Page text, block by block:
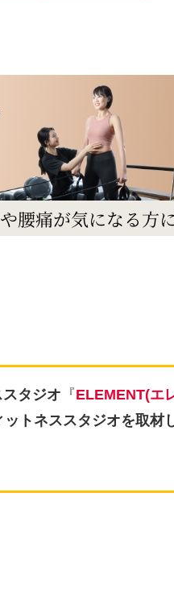
タジオ 『ELEMENT(エ
トネススタジオを取材